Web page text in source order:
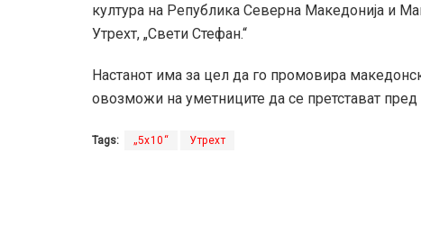
култура на Република Северна Македонија и
Утрехт, „Свети Стефан.“
Настанот има за цел да го промовира
овозможи на уметниците да се претстават пред
Tags: „5х10“ Утрехт